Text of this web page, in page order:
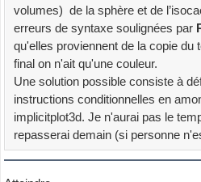
volumes) de la sphère et de
erreurs de syntaxe soulignées par
qu'elles proviennent de la copie du
final on n'ait qu'une couleur.
Une solution possible consiste à
instructions conditionnelles en
implicitplot3d. Je n'aurai pas le
repasserai demain (si personne